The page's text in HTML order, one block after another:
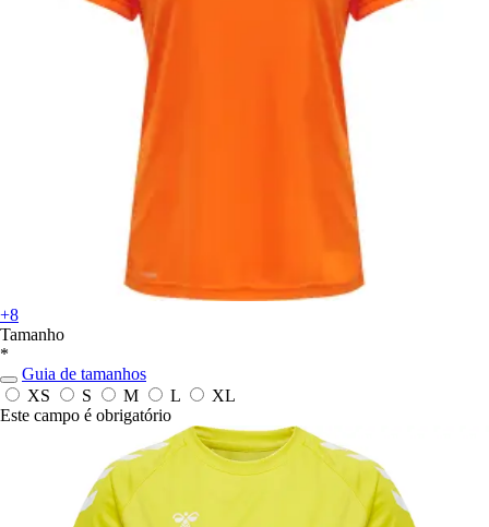
+8
Tamanho
*
Guia de tamanhos
XS
S M L
XL
Este campo é obrigatório